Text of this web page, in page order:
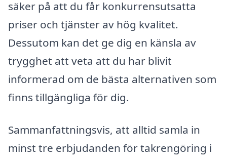
säker på att du får konkurrensutsatta
priser och tjänster av hög kvalitet.
Dessutom kan det ge dig en känsla av
trygghet att veta att du har blivit
informerad om de bästa alternativen som
finns tillgängliga för dig.
Sammanfattningsvis, att alltid samla in
minst tre erbjudanden för takrengöring i